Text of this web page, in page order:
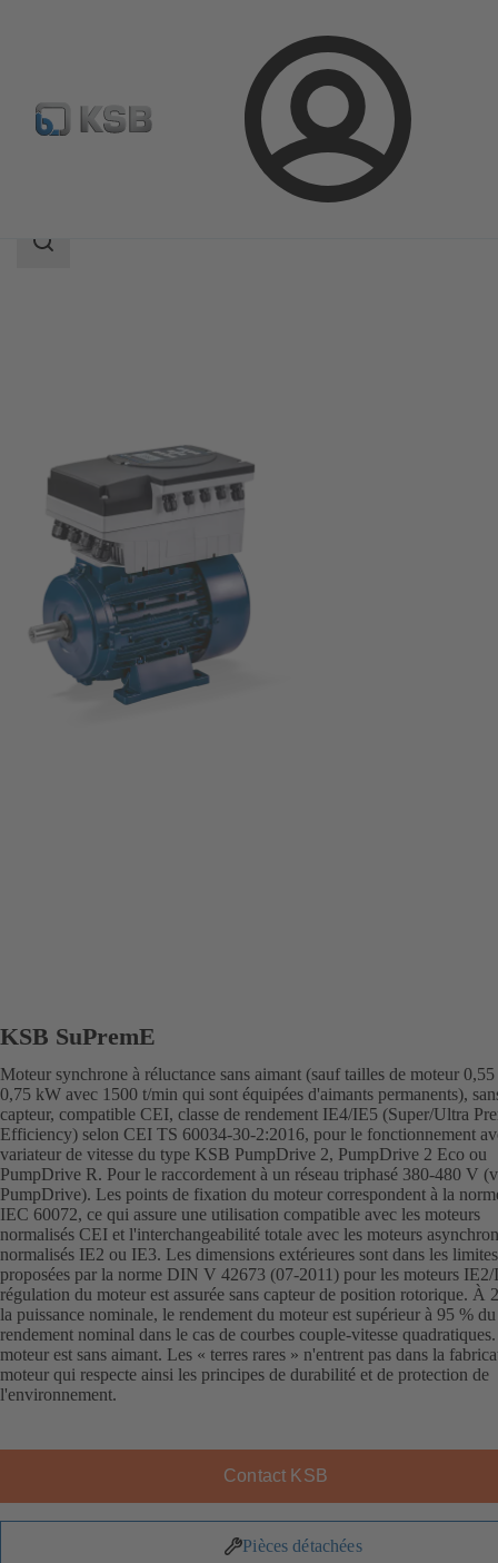
Connexion
Catalogue produits KSB SuPremE
Champ
KSB SuPremE
Moteur synchrone à réluctance sans aimant (sauf tailles de moteur
0,75 kW avec 1500 t/min qui sont équipées d'aimants permanents),
capteur, compatible CEI, classe de rendement IE4/IE5 (Super/Ultra
Efficiency) selon CEI TS 60034-30-2:2016, pour le fonctionnement
variateur de vitesse du type KSB PumpDrive 2, PumpDrive 2 Eco ou
PumpDrive R. Pour le raccordement à un réseau triphasé 380-480 V
PumpDrive). Les points de fixation du moteur correspondent à la
IEC 60072, ce qui assure une utilisation compatible avec les moteurs
normalisés CEI et l'interchangeabilité totale avec les moteurs
normalisés IE2 ou IE3. Les dimensions extérieures sont dans les limites
proposées par la norme DIN V 42673 (07-2011) pour les moteurs
régulation du moteur est assurée sans capteur de position rotorique. À
la puissance nominale, le rendement du moteur est supérieur à 95 % du
rendement nominal dans le cas de courbes couple-vitesse
moteur est sans aimant. Les « terres rares » n'entrent pas dans la
moteur qui respecte ainsi les principes de durabilité et de protection de
l'environnement.
Contact KSB
Pièces détachées